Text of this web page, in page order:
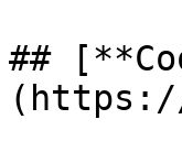
##
(https://